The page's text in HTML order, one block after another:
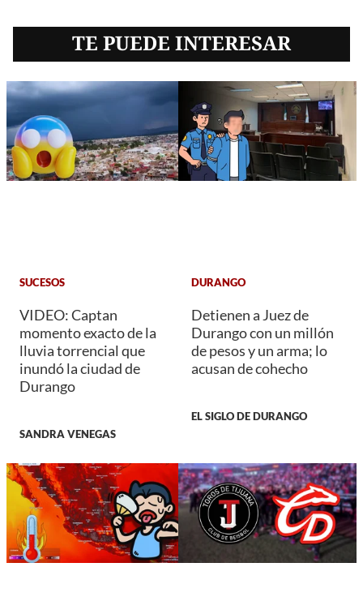
TE PUEDE INTERESAR
SUCESOS
VIDEO: Captan
momento exacto de la
lluvia torrencial que
inundó la ciudad de
Durango
SANDRA VENEGAS
DURANGO
Detienen a Juez de
Durango con un millón
de pesos y un arma; lo
acusan de cohecho
EL SIGLO DE DURANGO